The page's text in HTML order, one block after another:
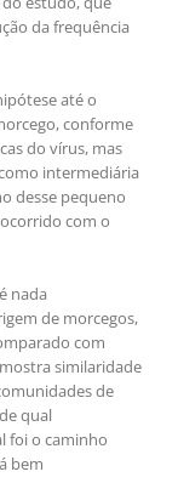
da frequência
até o
conforme
do vírus, mas
intermediária
desse pequeno
com o
nada
de morcegos,
com
similaridade
de
qual
foi o caminho
bem